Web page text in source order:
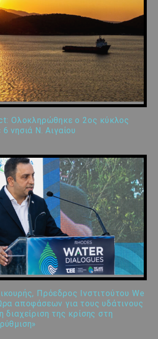
Ολοκληρώθηκε ο 2ος κύκλος
νησιά Ν. Αιγαίου
Πρόεδρος Ινστιτούτου We
αποφάσεων για τους υδάτινους
της κρίσης στη